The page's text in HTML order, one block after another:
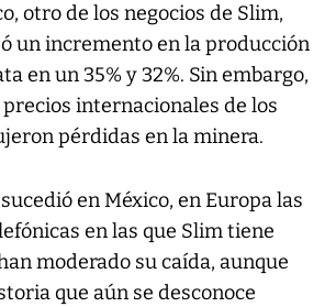
otro de los negocios de Slim,
un incremento en la producción
en un 35% y 32%. Sin embargo,
internacionales de los
pérdidas en la minera.
en México, en Europa las
en las que Slim tiene
moderado su caída, aunque
que aún se desconoce